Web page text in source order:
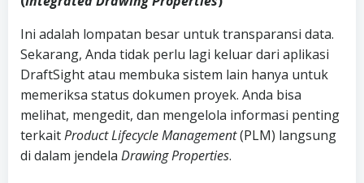
Ini adalah lompatan besar untuk transparansi data.
Sekarang, Anda tidak perlu lagi keluar dari aplikasi
DraftSight atau membuka sistem lain hanya untuk
memeriksa status dokumen proyek. Anda bisa
melihat, mengedit, dan mengelola informasi penting
terkaitProduct Lifecycle Management(PLM) langsung
di dalam jendela Drawing Properties.